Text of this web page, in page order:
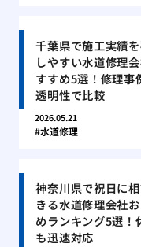
千葉県で施工実績
しやすい水道修理
すすめ5選！修理事
透明性で比較
2026.05.21
水道修理
神奈川県で祝日に
きる水道修理会社
めランキング5選！
も迅速対応